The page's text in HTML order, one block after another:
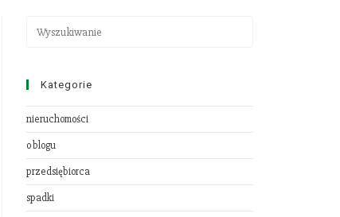
Kategorie
nieruchomości
o blogu
przedsiębiorca
spadki